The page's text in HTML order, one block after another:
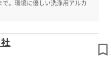
。環境に優しい洗浄用アルカ